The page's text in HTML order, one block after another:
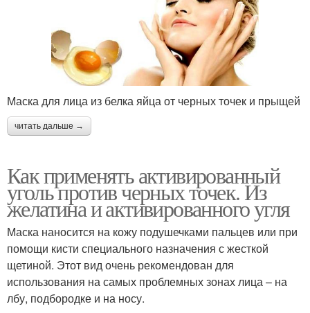
Маска для лица из белка яйца от черных точек и прыщей
читать дальше →
Как применять активированный
уголь против черных точек. Из
желатина и активированного угля
Маска наносится на кожу подушечками пальцев или при
помощи кисти специального назначения с жесткой
щетиной. Этот вид очень рекомендован для
использования на самых проблемных зонах лица – на
лбу, подбородке и на носу.